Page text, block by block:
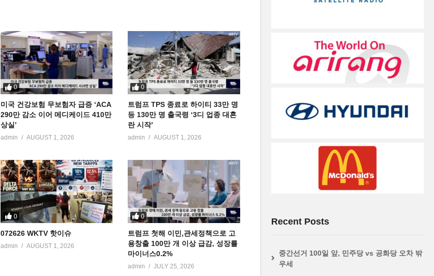
0
미국 건강보험 무보험자 급증 ‘ACA
290만 감소 이어 메디케이드 410만
상실’
admin AUGUST 1, 2026
0
트럼프 TPS 종료로 하이티 33만 명
등 130만 명 출국령 ‘3디 업종 대혼
란 시작’
admin AUGUST 1, 2026
0
072626 WKTV 핫이슈
admin AUGUST 1, 2026
0
트럼프 첫해 이민,관세정책으로 고
용창출 100만 개 이상 급감, 성장률
마이너스0.2%
admin JULY 25, 2026
Recent Posts
중간선거 100일 앞, 민주당 vs 공화당 오차 밖
우세